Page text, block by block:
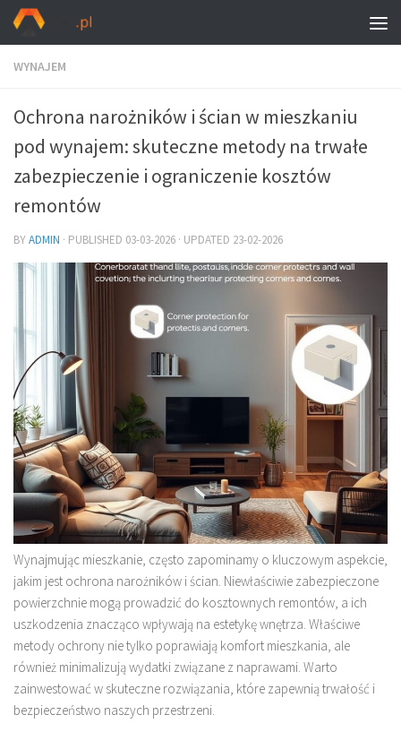
WYNAJEM
Ochrona narożników i ścian w mieszkaniu
pod wynajem: skuteczne metody na trwałe
zabezpieczenie i ograniczenie kosztów
remontów
BYADMIN · PUBLISHED 03-03-2026 · UPDATED 23-02-2026
Wynajmując mieszkanie, często zapominamy o kluczowym aspekcie,
jakim jest ochrona narożników i ścian. Niewłaściwie zabezpieczone
powierzchnie mogą prowadzić do kosztownych remontów, a ich
uszkodzenia znacząco wpływają na estetykę wnętrza. Właściwe
metody ochrony nie tylko poprawiają komfort mieszkania, ale
również minimalizują wydatki związane z naprawami. Warto
zainwestować w skuteczne rozwiązania, które zapewnią trwałość i
bezpieczeństwo naszych przestrzeni.